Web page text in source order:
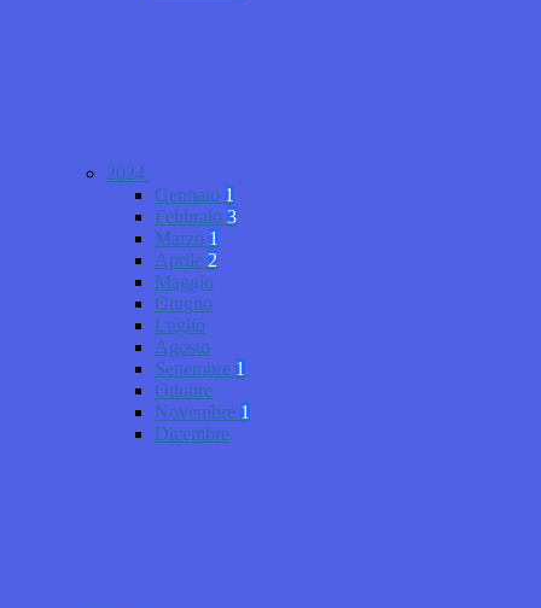
2024
Gennaio 1
Febbraio 3
Marzo 1
Aprile 2
Maggio
Giugno
Luglio
Agosto
Settembre 1
Ottobre
Novembre 1
Dicembre